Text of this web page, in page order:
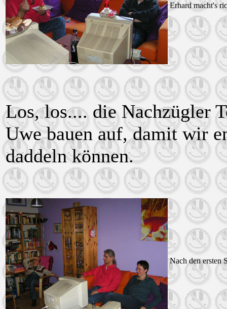
Erhard macht's
Los, los.... die Nachzügler
Uwe bauen auf, damit wir
daddeln können.
Nach den ersten